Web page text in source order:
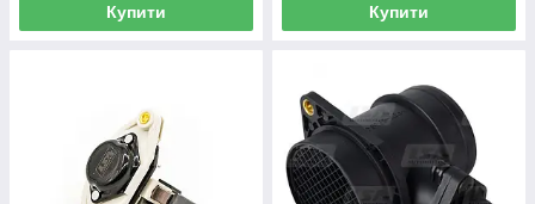
Купити Купити